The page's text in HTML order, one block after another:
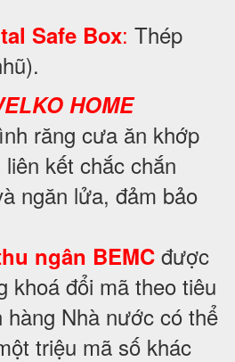
Safe Box: Thép
HOME
răng cưa ăn khớp
kết chắc chắn
ngăn lửa, đảm bảo
ngân BEMC được
khoá đổi mã theo tiêu
hàng Nhà nước có thể
triệu mã số khác